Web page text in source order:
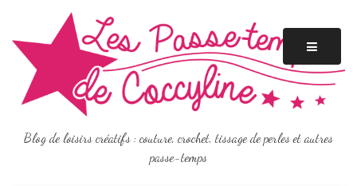
content
Blog de loisirs créatifs : couture, crochet, tissage de perles et autres
passe-temps